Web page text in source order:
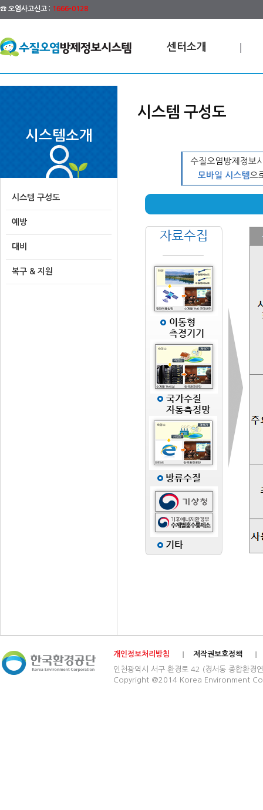
☎ 오염사고신고 : 1666-0128
센터소개
시스템소개
시스템 구성도
예방
대비
복구 & 지원
시스템 구성도
개인정보처리방침
저작권보호정책
인천광역시 서구 환경로 42 (경서동 종합
Copyright @2014 Korea Environment